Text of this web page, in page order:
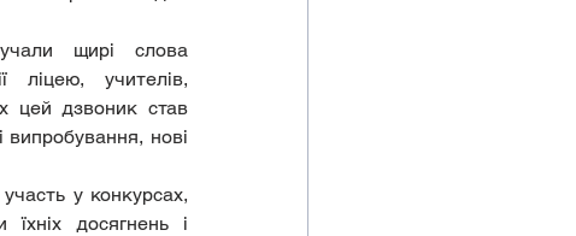
щирі слова
ліцею, учителів,
цей дзвоник став
випробування, нові
у конкурсах,
досягнень і